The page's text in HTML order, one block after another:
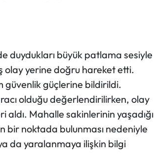
duydukları büyük patlama sesiyle
olay yerine doğru hareket etti.
güvenlik güçlerine bildirildi.
olduğu değerlendirilirken, olay
Mahalle sakinlerinin yaşadığı
bir noktada bulunması nedeniyle
da yaralanmaya ilişkin bilgi